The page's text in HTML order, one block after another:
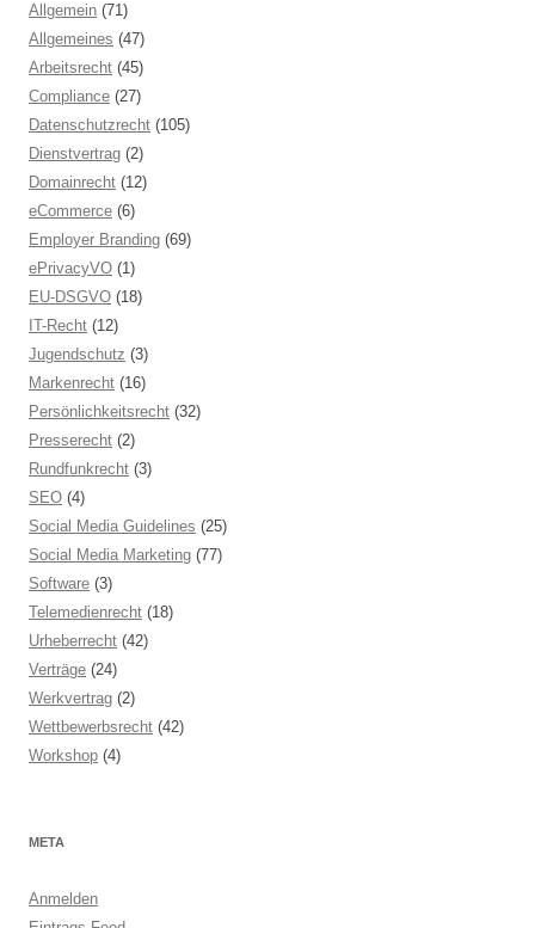
Allgemein (71)
Allgemeines (47)
Arbeitsrecht (45)
Compliance (27)
Datenschutzrecht (105)
Dienstvertrag (2)
Domainrecht (12)
eCommerce (6)
Employer Branding (69)
ePrivacyVO (1)
EU-DSGVO (18)
IT-Recht (12)
Jugendschutz (3)
Markenrecht (16)
Persönlichkeitsrecht (32)
Presserecht (2)
Rundfunkrecht (3)
SEO (4)
Social Media Guidelines (25)
Social Media Marketing (77)
Software (3)
Telemedienrecht (18)
Urheberrecht (42)
Verträge (24)
Werkvertrag (2)
Wettbewerbsrecht (42)
Workshop (4)
META
Anmelden